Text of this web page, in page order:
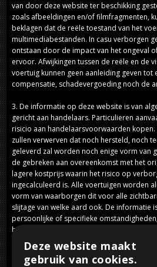
van door deze website ter beschikking
zoals afbeeldingen en/of filmfragmenten,
beklagen dat de reële toestand van het
multimediabestanden. In casu verborgen
ontstaan door de impact van het ongeval
ervoor. Afwijkingen tussen de reële en de
voertuig kunnen geen aanleiding geven tot
compensatie, schadevergoeding noch de
3. De informatie op deze website is van
gericht aan handelaars. Particulieren
risicio aan handelaarsvoorwaarden
zullen verwerven dat noch hersteld, noch
geleverd zal worden noch enige vorm van
de gebreken aan overeenkomst met het
lagere kostprijs waarin het risico op
ingecalculeerd is. Alle voertuigen worden
vorm van waarborgen dit voor alle
slijtage van welke aard ook. De informatie
persoonlijke of specifieke
bindend persoonlijk, professioneel of
worden beschouwd.
Deze website maakt
gebruik van cookies.